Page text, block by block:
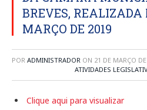
BREVES, REALIZADA
MARÇO DE 2019
POR ADMINISTRADOR ON 21 DE MARÇO
ATIVIDADES
Clique aqui para visualizar